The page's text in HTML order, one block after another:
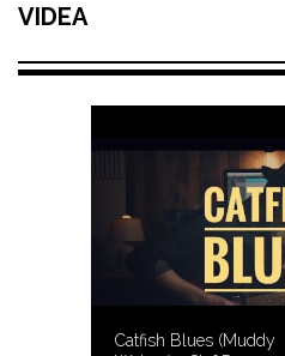
VIDEA
Catfish Blues (Muddy